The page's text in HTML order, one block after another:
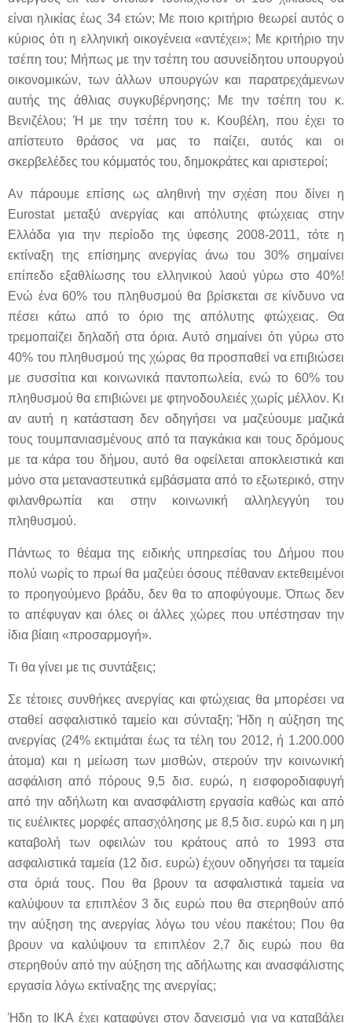
είναι ηλικίας έως 34 ετών; Με ποιο κριτήριο θεωρεί αυτός ο
κύριος ότι η ελληνική οικογένεια «αντέχει»; Με κριτήριο την
τσέπη του; Μήπως με την τσέπη του ασυνείδητου υπουργού
οικονομικών, των άλλων υπουργών και παρατρεχάμενων
αυτής της άθλιας συγκυβέρνησης; Με την τσέπη του κ.
Βενιζέλου; Ή με την τσέπη του κ. Κουβέλη, που έχει το
απίστευτο θράσος να μας το παίζει, αυτός και οι
σκερβελέδες του κόμματός του, δημοκράτες και αριστεροί;
Αν πάρουμε επίσης ως αληθινή την σχέση που δίνει η
Eurostat μεταξύ ανεργίας και απόλυτης φτώχειας στην
Ελλάδα για την περίοδο της ύφεσης 2008-2011, τότε η
εκτίναξη της επίσημης ανεργίας άνω του 30% σημαίνει
επίπεδο εξαθλίωσης του ελληνικού λαού γύρω στο 40%!
Ενώ ένα 60% του πληθυσμού θα βρίσκεται σε κίνδυνο να
πέσει κάτω από το όριο της απόλυτης φτώχειας. Θα
τρεμοπαίζει δηλαδή στα όρια. Αυτό σημαίνει ότι γύρω στο
40% του πληθυσμού της χώρας θα προσπαθεί να επιβιώσει
με συσσίτια και κοινωνικά παντοπωλεία, ενώ το 60% του
πληθυσμού θα επιβιώνει με φτηνοδουλειές χωρίς μέλλον. Κι
αν αυτή η κατάσταση δεν οδηγήσει να μαζεύουμε μαζικά
τους τουμπανιασμένους από τα παγκάκια και τους δρόμους
με τα κάρα του δήμου, αυτό θα οφείλεται αποκλειστικά και
μόνο στα μεταναστευτικά εμβάσματα από το εξωτερικό, στην
φιλανθρωπία και στην κοινωνική αλληλεγγύη του
πληθυσμού.
Πάντως το θέαμα της ειδικής υπηρεσίας του Δήμου που
πολύ νωρίς το πρωί θα μαζεύει όσους πέθαναν εκτεθειμένοι
το προηγούμενο βράδυ, δεν θα το αποφύγουμε. Όπως δεν
το απέφυγαν και όλες οι άλλες χώρες που υπέστησαν την
ίδια βίαιη «προσαρμογή».
Τι θα γίνει με τις συντάξεις;
Σε τέτοιες συνθήκες ανεργίας και φτώχειας θα μπορέσει να
σταθεί ασφαλιστικό ταμείο και σύνταξη; Ήδη η αύξηση της
ανεργίας (24% εκτιμάται έως τα τέλη του 2012, ή 1.200.000
άτομα) και η μείωση των μισθών, στερούν την κοινωνική
ασφάλιση από πόρους 9,5 δισ. ευρώ, η εισφοροδιαφυγή
από την αδήλωτη και ανασφάλιστη εργασία καθώς και από
τις ευέλικτες μορφές απασχόλησης με 8,5 δισ. ευρώ και η μη
καταβολή των οφειλών του κράτους από το 1993 στα
ασφαλιστικά ταμεία (12 δισ. ευρώ) έχουν οδηγήσει τα ταμεία
στα όριά τους. Που θα βρουν τα ασφαλιστικά ταμεία να
καλύψουν τα επιπλέον 3 δις ευρώ που θα στερηθούν από
την αύξηση της ανεργίας λόγω του νέου πακέτου; Που θα
βρουν να καλύψουν τα επιπλέον 2,7 δις ευρώ που θα
στερηθούν από την αύξηση της αδήλωτης και ανασφάλιστης
εργασία λόγω εκτίναξης της ανεργίας;
Ήδη το ΙΚΑ έχει καταφύγει στον δανεισμό για να καταβάλει